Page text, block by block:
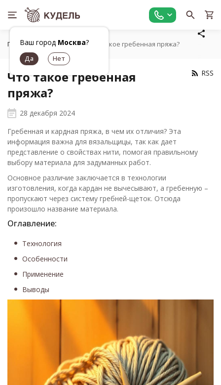
Ваш город Москва?
Главная Статьи Что такое гребенная пряжа?
Что такое гребенная
пряжа?
RSS
28 декабря 2024
Гребенная и кардная пряжа, в чем их отличия? Эта
информация важна для вязальщицы, так как дает
представление о свойствах нити, помогая правильному
выбору материала для задуманных работ.
Основное различие заключается в технологии
изготовления, когда кардан не вычесывают, а гребенную –
пропускают через систему гребней-щеток. Отсюда
произошло название материала.
Оглавление:
Технология
Особенности
Применение
Выводы